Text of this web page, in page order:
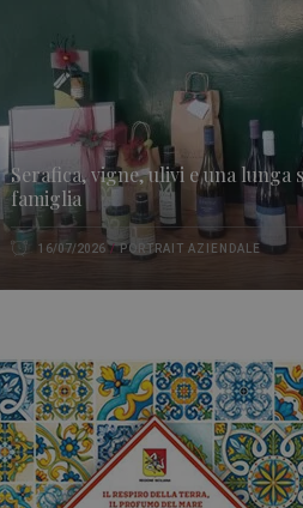
Serafica, vigne, ulivi e una lunga
famiglia
16/07/2026 PORTRAIT AZIENDALE